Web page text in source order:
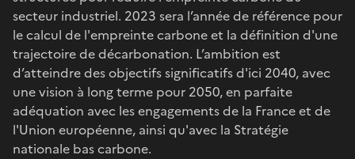
secteur industriel. 2023 sera l’année de référence pour
le calcul de l'empreinte carbone et la définition d'une
trajectoire de décarbonation. L’ambition est
d’atteindre des objectifs significatifs d'ici 2040, avec
une vision à long terme pour 2050, en parfaite
adéquation avec les engagements de la France et de
l'Union européenne, ainsi qu'avec la Stratégie
nationale bas carbone.